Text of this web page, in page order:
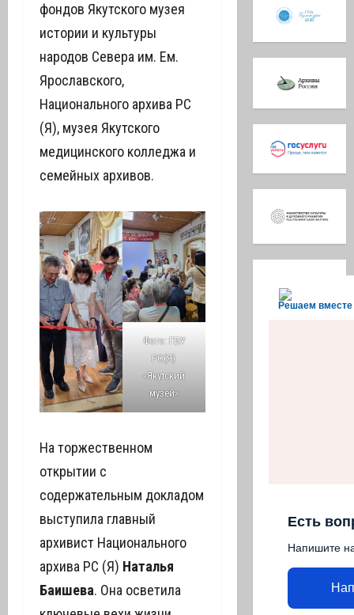
фондов Якутского музея
истории и культуры
народов Севера им. Ем.
Ярославского,
Национального архива РС
(Я), музея Якутского
медицинского колледжа и
семейных архивов.
Фото: ГБУ
РС(Я)
«Якутский
музей»
На торжественном
открытии с
содержательным докладом
выступила главный
архивист Национального
архива РС (Я) Наталья
Баишева. Она осветила
Решаем вместе
Есть
Напишите